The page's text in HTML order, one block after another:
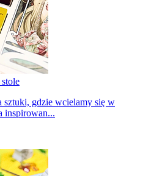
sztuki, gdzie wcielamy się w
inspirowan...